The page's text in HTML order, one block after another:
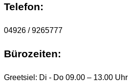
Telefon:
04926 / 9265777
Bürozeiten:
Greetsiel: Di - Do 09.00 – 13.00 Uhr